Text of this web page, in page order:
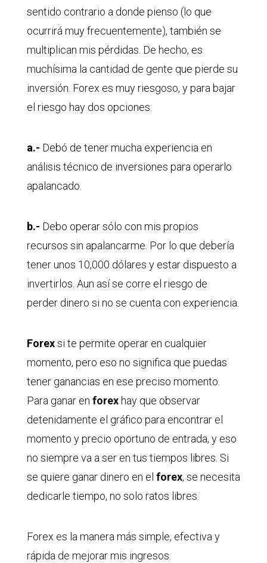
sentido contrario a donde pienso (lo que
ocurrirá muy frecuentemente), también se
multiplican mis pérdidas. De hecho, es
muchísima la cantidad de gente que pierde su
inversión. Forex es muy riesgoso, y para bajar
el riesgo hay dos opciones:
a.- Debó de tener mucha experiencia en
análisis técnico de inversiones para operarlo
apalancado.
b.- Debo operar sólo con mis propios
recursos sin apalancarme. Por lo que debería
tener unos 10,000 dólares y estar dispuesto a
invertirlos. Aun así se corre el riesgo de
perder dinero si no se cuenta con experiencia.
Forexsi te permite operar en cualquier
momento, pero eso no significa que puedas
tener ganancias en ese preciso momento.
Para ganar en forexhay que observar
detenidamente el gráfico para encontrar el
momento y precio oportuno de entrada, y eso
no siempre va a ser en tus tiempos libres. Si
se quiere ganar dinero en el forex, se necesita
dedicarle tiempo, no solo ratos libres.
Forex es la manera más simple, efectiva y
rápida de mejorar mis ingresos.